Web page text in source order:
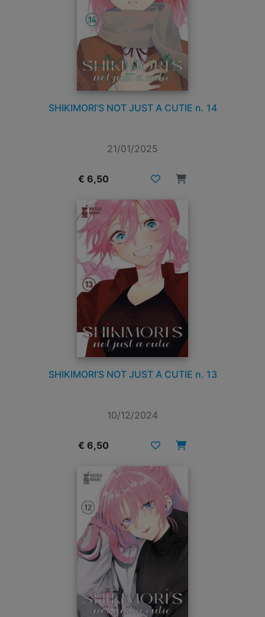
SHIKIMORI’S NOT JUST A CUTIE n. 14
21/01/2025
€ 6,50
SHIKIMORI’S NOT JUST A CUTIE n. 13
10/12/2024
€ 6,50